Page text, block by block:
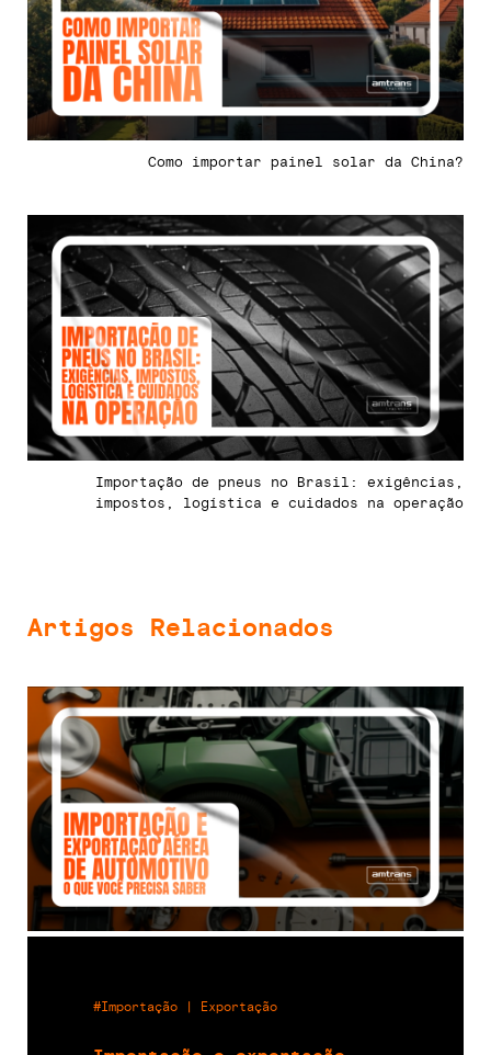
Como importar painel solar da China?
Importação de pneus no Brasil: exigências,
impostos, logística e cuidados na operação
Artigos Relacionados
#Importação | Exportação